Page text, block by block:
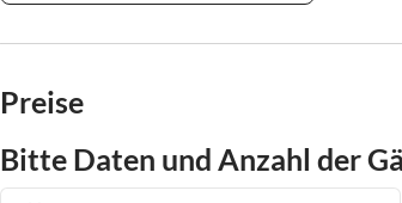
Preise
Bitte Daten und Anzahl der